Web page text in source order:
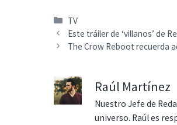
Categorías
TV
Este tráiler de ‘villanos’ de
The Crow Reboot recuerda
Raúl Martínez
Nuestro Jefe de
universo. Raúl es